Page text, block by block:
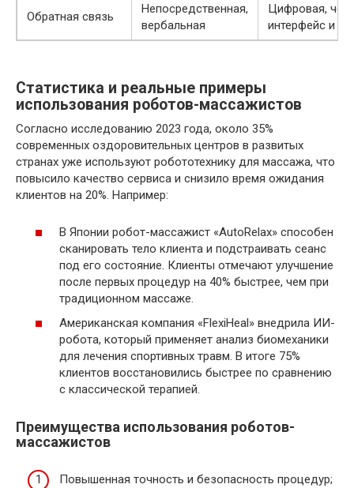
Обратная связь
Непосредственная,
вербальная
Цифровая,
интерфейс и
Статистика и реальные примеры
использования роботов-массажистов
Согласно исследованию 2023 года, около 35%
современных оздоровительных центров в развитых
странах уже используют робототехнику для массажа, что
повысило качество сервиса и снизило время ожидания
клиентов на 20%. Например:
В Японии робот-массажист «AutoRelax» способен
сканировать тело клиента и подстраивать сеанс
под его состояние. Клиенты отмечают улучшение
после первых процедур на 40% быстрее, чем при
традиционном массаже.
Американская компания «FlexiHeal» внедрила ИИ-
робота, который применяет анализ биомеханики
для лечения спортивных травм. В итоге 75%
клиентов восстановились быстрее по сравнению
с классической терапией.
Преимущества использования роботов-
массажистов
Повышенная точность и безопасность процедур;